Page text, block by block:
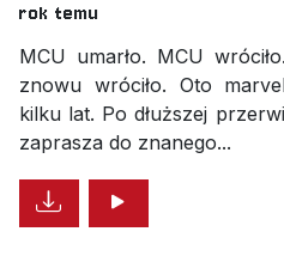
rok temu
MCU umarło. MCU
znowu wróciło. Oto
kilku lat. Po dłuższej
zaprasza do znanego...